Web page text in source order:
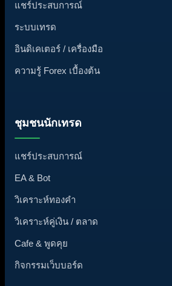
แชร์ประสบการณ์
ระบบเทรด
อินดิเคเตอร์ / เครื่องมือ
ความรู้ Forex เบื้องต้น
ชุมชนนักเทรด
แชร์ประสบการณ์
EA & Bot
วิเคราะห์ทองคำ
วิเคราะห์คู่เงิน / ตลาด
Cafe & พูดคุย
กิจกรรมเว็บบอร์ด